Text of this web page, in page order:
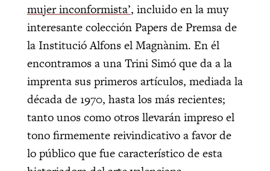
mujer inconformista’, incluido en la muy
interesante colección Papers de Premsa de
la Institució Alfons el Magnànim. En él
encontramos a una Trini Simó que da a la
imprenta sus primeros artículos, mediada la
década de 1970, hasta los más recientes;
tanto unos como otros llevarán impreso el
tono firmemente reivindicativo a favor de
lo público que fue característico de esta